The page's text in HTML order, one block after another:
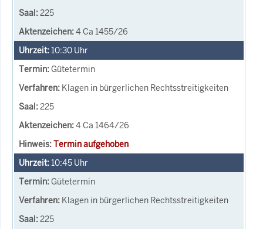
225
4 Ca 1455/26
10:30 Uhr
Gütetermin
Klagen in bürgerlichen Rechtsstreitigkeiten
225
4 Ca 1464/26
Termin aufgehoben
10:45 Uhr
Gütetermin
Klagen in bürgerlichen Rechtsstreitigkeiten
225